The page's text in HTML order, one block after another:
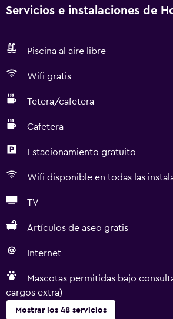
Servicios e instalaciones de
Piscina al aire libre
Wifi gratis
Tetera/cafetera
Cafetera
Estacionamiento gratuito
Wifi disponible en todas las
TV
Artículos de aseo gratis
Internet
Mascotas permitidas bajo
cargos extra)
Mostrar los 48 servicios